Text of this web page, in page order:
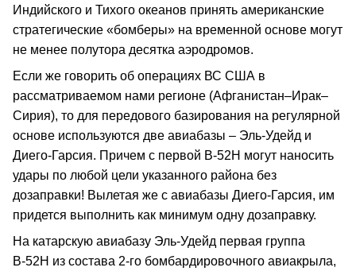
Индийского и Тихого океанов принять американские
стратегические «бомберы» на временной основе могут
не менее полутора десятка аэродромов.
Если же говорить об операциях ВС США в
рассматриваемом нами регионе (Афганистан–Ирак–
Сирия), то для передового базирования на регулярной
основе используются две авиабазы – Эль-Удейд и
Диего-Гарсия. Причем с первой В-52Н могут наносить
удары по любой цели указанного района без
дозаправки! Вылетая же с авиабазы Диего-Гарсия, им
придется выполнить как минимум одну дозаправку.
На катарскую авиабазу Эль-Удейд первая группа
В-52Н из состава 2-го бомбардировочного авиакрыла,